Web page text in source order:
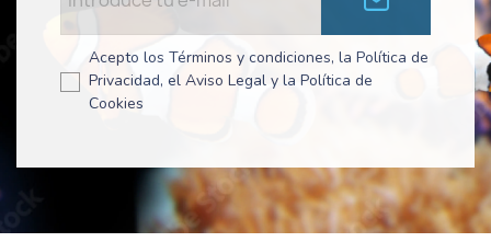
Acepto los Términos y condiciones, la Política de
Privacidad, el Aviso Legal y la Política de
Cookies